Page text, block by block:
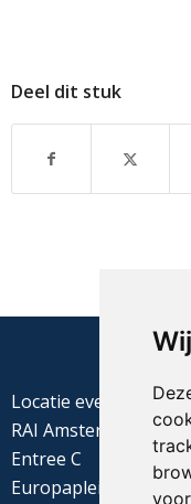
Deel dit stuk
Locatie evenement
RAI Amsterdam
Entree C
Europaplein 22